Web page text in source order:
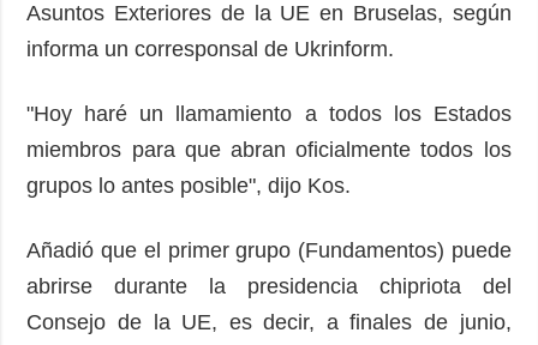
Asuntos Exteriores de la UE en Bruselas, según
informa un corresponsal de Ukrinform.
"Hoy haré un llamamiento a todos los Estados
miembros para que abran oficialmente todos los
grupos lo antes posible", dijo Kos.
Añadió que el primer grupo (Fundamentos) puede
abrirse durante la presidencia chipriota del
Consejo de la UE, es decir, a finales de junio,